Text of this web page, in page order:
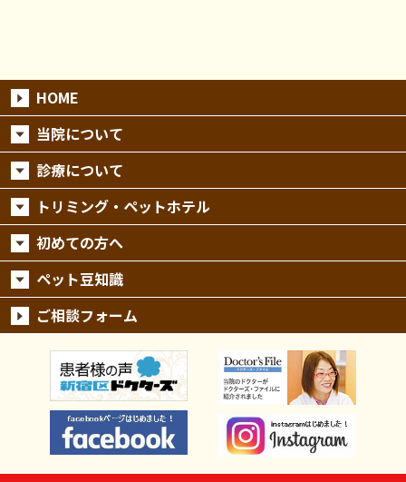
HOME
当院について
診療について
トリミング・ペットホテル
初めての方へ
ペット豆知識
ご相談フォーム